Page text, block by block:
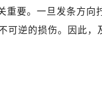
重要。一旦发条方向
可逆的损伤。因此，